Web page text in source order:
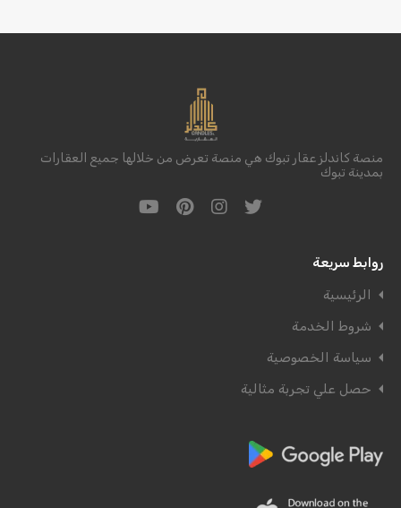
منصة كاندلز عقار تبوك هي منصة تعرض من خلالها جميع العقارات
بمدينة تبوك
روابط سريعة
الرئيسية
شروط الخدمة
سياسة الخصوصية
حصل علي تجربة مثالية